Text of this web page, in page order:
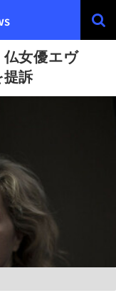
仏女優エヴ
提訴